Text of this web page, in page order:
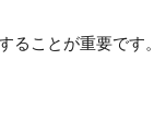
ることが重要です。